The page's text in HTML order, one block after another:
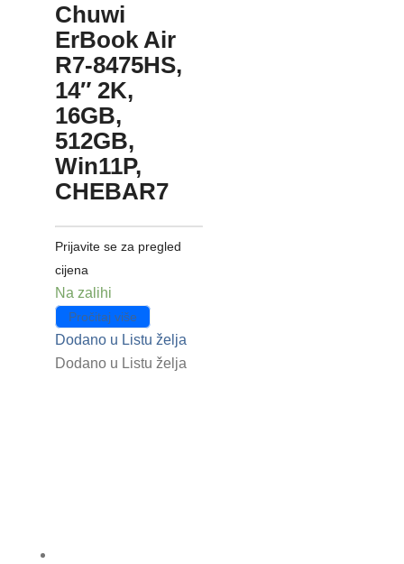
Chuwi
ErBook Air
R7-8475HS,
14″ 2K,
16GB,
512GB,
Win11P,
CHEBAR7
Prijavite se za pregled
cijena
Na zalihi
Pročitaj više
Dodano u Listu želja
Dodano u Listu želja